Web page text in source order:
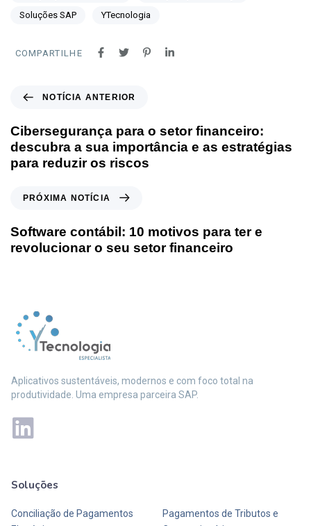
Soluções SAP YTecnologia
COMPARTILHE
NOTÍCIA ANTERIOR
Cibersegurança para o setor financeiro:
descubra a sua importância e as estratégias
para reduzir os riscos
PRÓXIMA NOTÍCIA
Software contábil: 10 motivos para ter e
revolucionar o seu setor financeiro
Aplicativos sustentáveis, modernos e com foco total na
produtividade. Uma empresa parceira SAP.
Soluções
Conciliação de Pagamentos
Pagamentos de Tributos e